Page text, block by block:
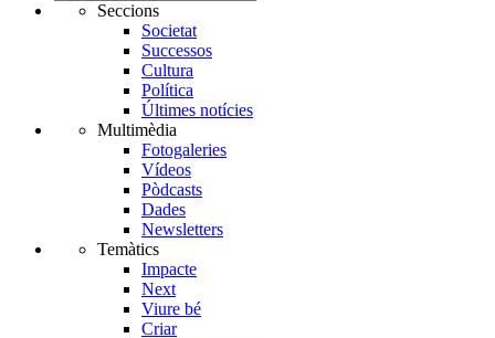
Seccions
Societat
Successos
Cultura
Política
Últimes notícies
Multimèdia
Fotogaleries
Vídeos
Pòdcasts
Dades
Newsletters
Temàtics
Impacte
Next
Viure bé
Criar